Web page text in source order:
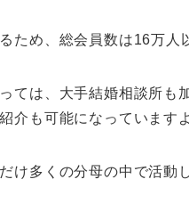
ため、総会員数は16万人
ては、大手結婚相談所も
介も可能になっていますよ
け多くの分母の中で活動